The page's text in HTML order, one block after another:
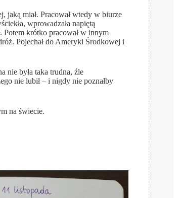
miał. Pracował wtedy w biurze
wprowadzała napiętą
Potem krótko pracował w innym
Pojechał do Ameryki Środkowej i
była taka trudna, źle
nie lubił – i nigdy nie poznałby
na świecie.